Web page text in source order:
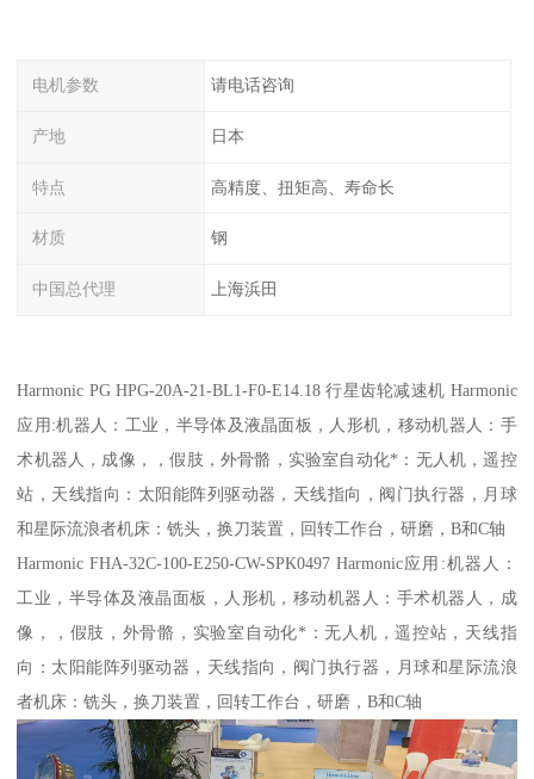
电机参数 请电话咨询
产地 日本
特点 高精度、扭矩高、寿命长
材质 钢
中国总代理 上海浜田
Harmonic PG HPG-20A-21-BL1-F0-E14.18 行星齿轮减速机 Harmonic
应用:机器人：工业，半导体及液晶面板，人形机，移动机器人：手
术机器人，成像，，假肢，外骨骼，实验室自动化*：无人机，遥控
站，天线指向：太阳能阵列驱动器，天线指向，阀门执行器，月球
和星际流浪者机床：铣头，换刀装置，回转工作台，研磨，B和C轴
Harmonic FHA-32C-100-E250-CW-SPK0497 Harmonic应用:机器人：
工业，半导体及液晶面板，人形机，移动机器人：手术机器人，成
像，，假肢，外骨骼，实验室自动化*：无人机，遥控站，天线指
向：太阳能阵列驱动器，天线指向，阀门执行器，月球和星际流浪
者机床：铣头，换刀装置，回转工作台，研磨，B和C轴